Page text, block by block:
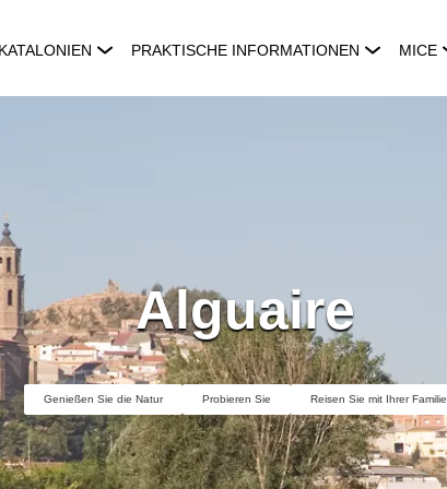
PRAKTISCHE INFORMATIONEN MICE
Alguaire
Genießen Sie die Natur Probieren Sie Reisen Sie mit Ihrer Familie